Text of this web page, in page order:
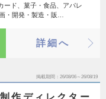
ード、菓子・食品、アパレ
・開発・製造・販…
詳細へ
掲載期間 26/08/06～26/08/19
作ディレクター